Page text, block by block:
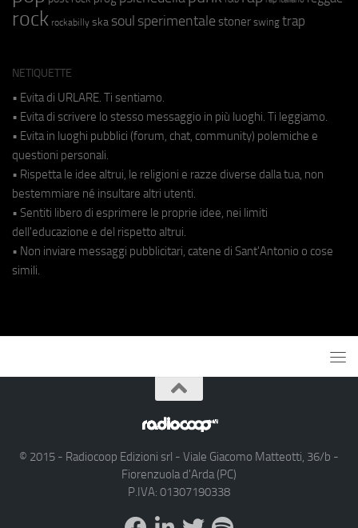
rock rockabilly ska soul sperimentale stoner swing trap
NETIQUETTE
• Evita di URLARE. Ti sentiamo.
• Evita di scrivere lo stesso messaggio in più luoghi. Ti leggiamo.
• Evita in luoghi pubblici (forum, chat, community) polemiche e
questioni personali.
• Rispetta le idee altrui, le religioni e razze diverse dalla tua, non
bestemmiare né insultare altri utenti.
• Sentiti libero di esprimere le proprie idee, nei limiti
dell'educazione e del rispetto altrui.
• Non inviare messaggi pubblicitari, catene di Sant'Antonio o cose
simili.
© 2015 - Radiocoop Edizioni srl - Viale Giacomo Matteotti, 36/b -
Fiorenzuola d'Arda (PC)
P.IVA: 01307190338